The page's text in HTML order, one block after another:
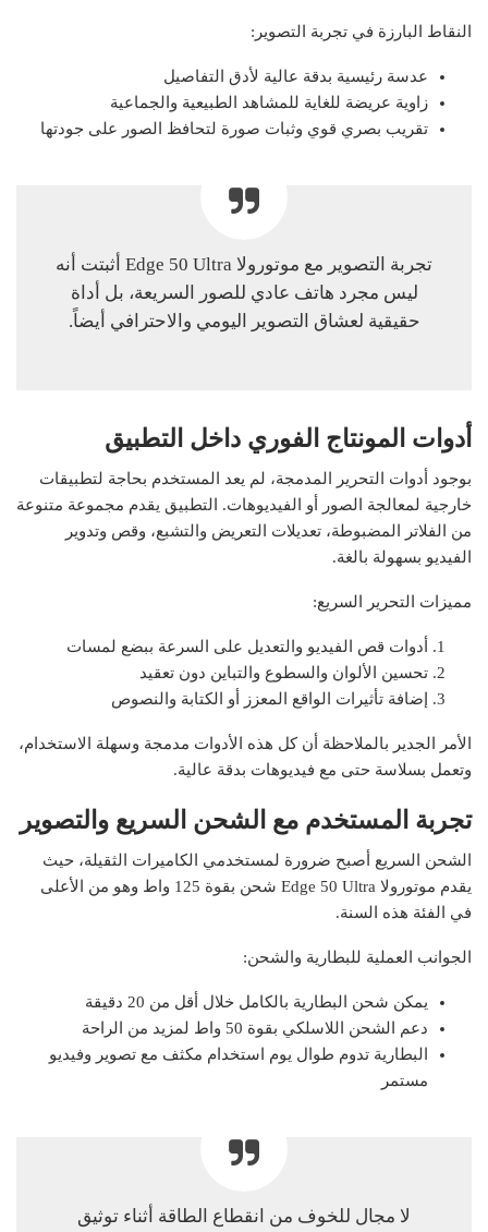
النقاط البارزة في تجربة التصوير:
عدسة رئيسية بدقة عالية لأدق التفاصيل
زاوية عريضة للغاية للمشاهد الطبيعية والجماعية
تقريب بصري قوي وثبات صورة لتحافظ الصور على جودتها
تجربة التصوير مع موتورولا Edge 50 Ultra أثبتت أنه
ليس مجرد هاتف عادي للصور السريعة، بل أداة
حقيقية لعشاق التصوير اليومي والاحترافي أيضاً.
أدوات المونتاج الفوري داخل التطبيق
بوجود أدوات التحرير المدمجة، لم يعد المستخدم بحاجة لتطبيقات
خارجية لمعالجة الصور أو الفيديوهات. التطبيق يقدم مجموعة متنوعة
من الفلاتر المضبوطة، تعديلات التعريض والتشبع، وقص وتدوير
الفيديو بسهولة بالغة.
مميزات التحرير السريع:
أدوات قص الفيديو والتعديل على السرعة ببضع لمسات
تحسين الألوان والسطوع والتباين دون تعقيد
إضافة تأثيرات الواقع المعزز أو الكتابة والنصوص
الأمر الجدير بالملاحظة أن كل هذه الأدوات مدمجة وسهلة الاستخدام،
وتعمل بسلاسة حتى مع فيديوهات بدقة عالية.
تجربة المستخدم مع الشحن السريع والتصوير
الشحن السريع أصبح ضرورة لمستخدمي الكاميرات الثقيلة، حيث
يقدم موتورولا Edge 50 Ultra شحن بقوة 125 واط وهو من الأعلى
في الفئة هذه السنة.
الجوانب العملية للبطارية والشحن:
يمكن شحن البطارية بالكامل خلال أقل من 20 دقيقة
دعم الشحن اللاسلكي بقوة 50 واط لمزيد من الراحة
البطارية تدوم طوال يوم استخدام مكثف مع تصوير وفيديو
مستمر
لا مجال للخوف من انقطاع الطاقة أثناء توثيق